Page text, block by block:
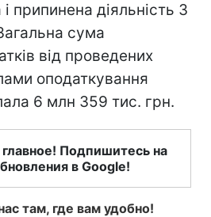
припинена діяльність 3
сума
від проведених
оподаткування
6 млн 359 тис. грн.
Подпишитесь на
в Google!
там, где вам удобно!